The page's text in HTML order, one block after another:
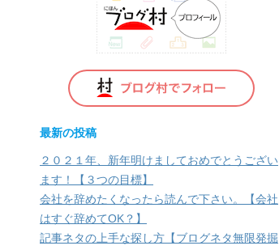
最新の投稿
２０２１年、新年明けましておめでとうござい
ます！【３つの目標】
会社を辞めたくなったら読んで下さい。【会社
はすぐ辞めてOK？】
記事ネタの上手な探し方【ブログネタ無限発掘